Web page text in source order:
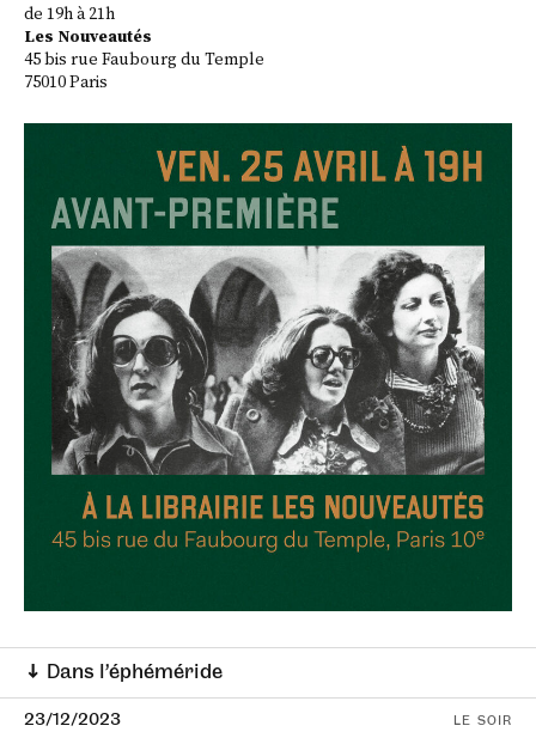
de 19h à 21h
Les Nouveautés
45 bis rue Faubourg du Temple
75010 Paris
↓ Dans l’éphéméride
23/12/2023 LE SOIR